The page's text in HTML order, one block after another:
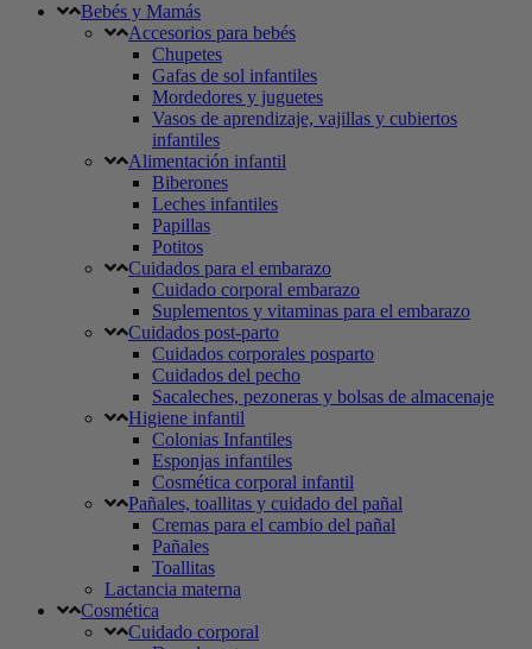
Bebés y Mamás
Accesorios para bebés
Chupetes
Gafas de sol infantiles
Mordedores y juguetes
Vasos de aprendizaje, vajillas y cubiertos
infantiles
Alimentación infantil
Biberones
Leches infantiles
Papillas
Potitos
Cuidados para el embarazo
Cuidado corporal embarazo
Suplementos y vitaminas para el embarazo
Cuidados post-parto
Cuidados corporales posparto
Cuidados del pecho
Sacaleches, pezoneras y bolsas de almacenaje
Higiene infantil
Colonias Infantiles
Esponjas infantiles
Cosmética corporal infantil
Pañales, toallitas y cuidado del pañal
Cremas para el cambio del pañal
Pañales
Toallitas
Lactancia materna
Cosmética
Cuidado corporal